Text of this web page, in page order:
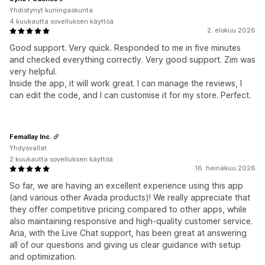
2. elokuu 2026
Good support. Very quick. Responded to me in five minutes
and checked everything correctly. Very good support. Zim was
very helpful.
Inside the app, it will work great. I can manage the reviews, I
can edit the code, and I can customise it for my store. Perfect.
Yhdistynyt kuningaskunta
4 kuukautta sovelluksen käyttöä
16. heinäkuu 2026
So far, we are having an excellent experience using this app
(and various other Avada products)! We really appreciate that
they offer competitive pricing compared to other apps, while
also maintaining responsive and high-quality customer service.
Aria, with the Live Chat support, has been great at answering
all of our questions and giving us clear guidance with setup
and optimization.
Femallay Inc.
Yhdysvallat
2 kuukautta sovelluksen käyttöä